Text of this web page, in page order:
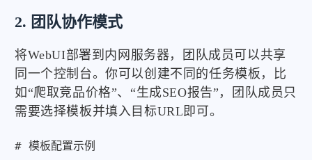
2. 团队协作模式
将WebUI部署到内网服务器，团队成员可以共享
同一个控制台。你可以创建不同的任务模板，比
如“爬取竞品价格”、“生成SEO报告”，团队成员只
需要选择模板并填入目标URL即可。
# 模板配置示例